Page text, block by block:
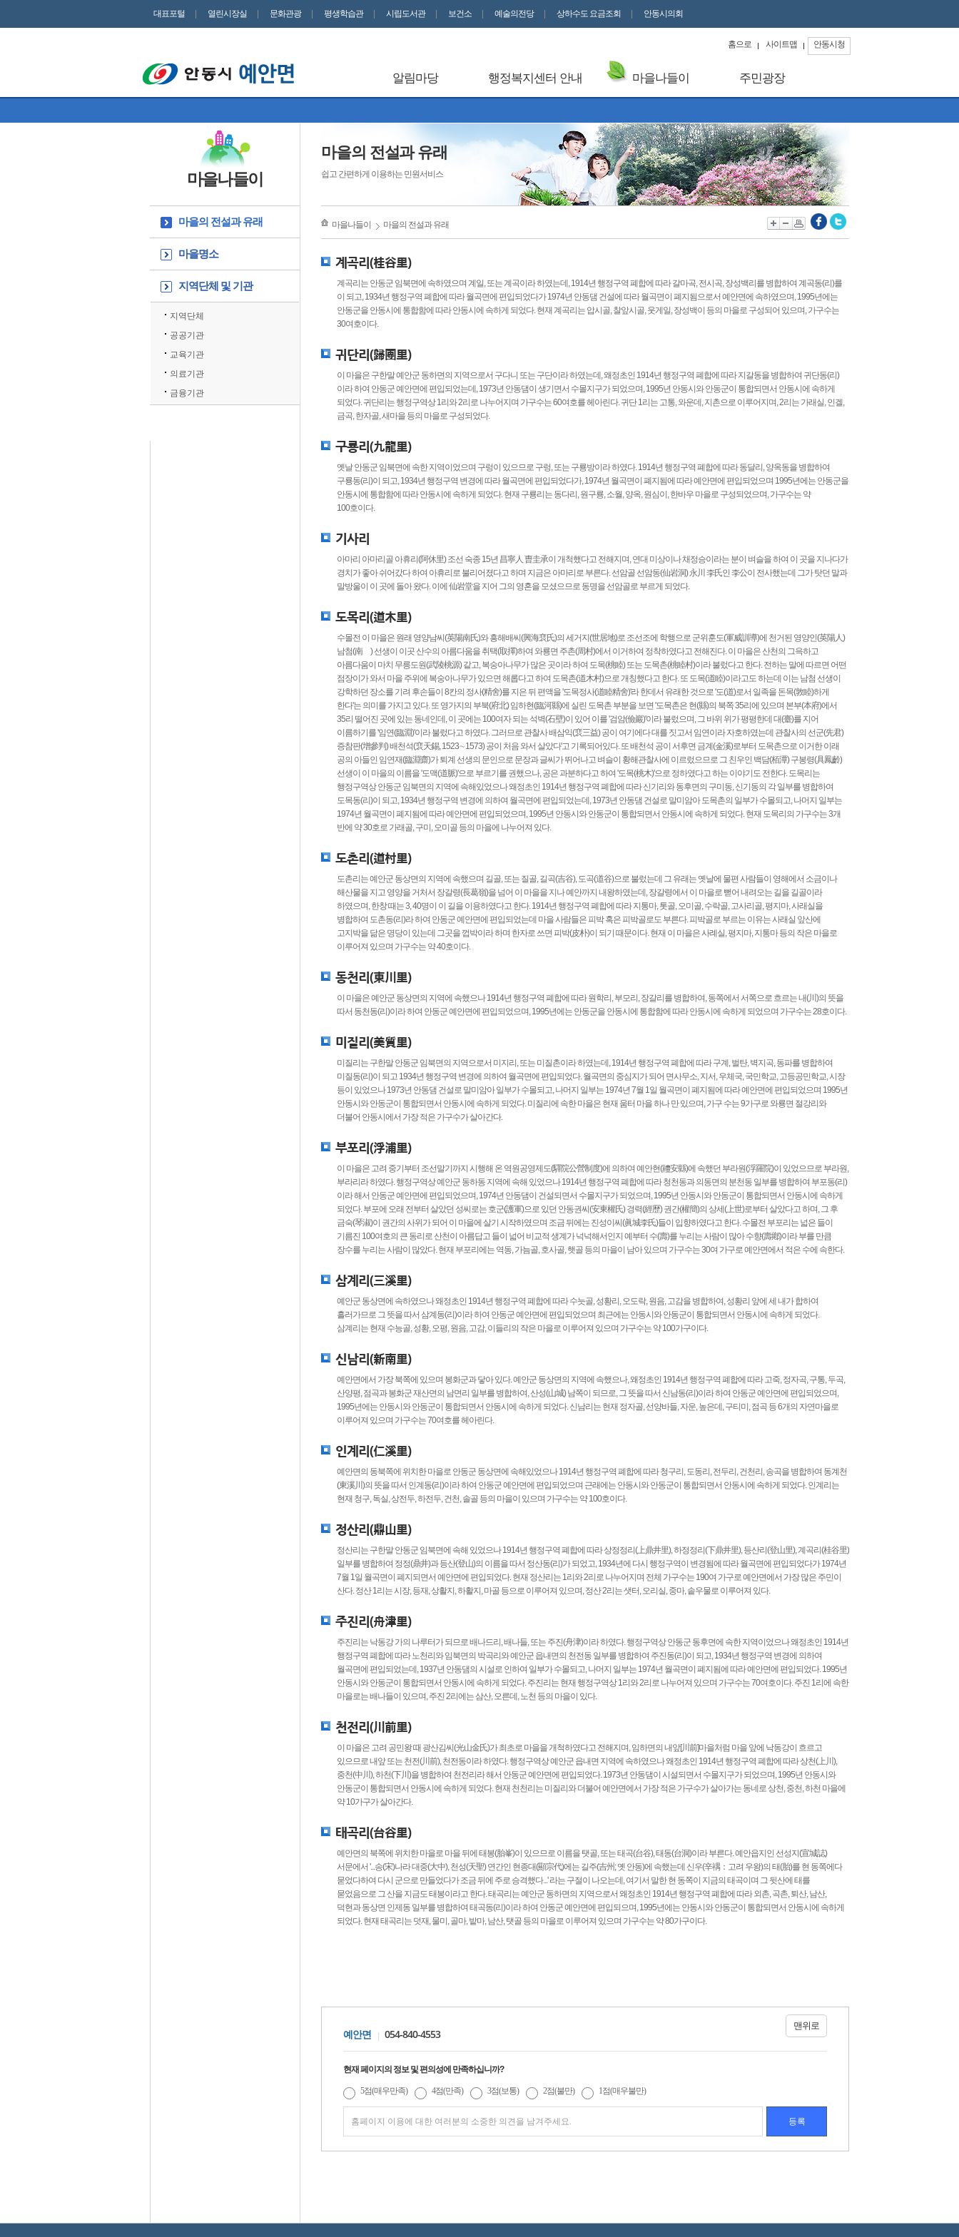
대표포털 열린시장실 문화관광 평생학습관 시립도서관 보건소 예술의전당 상하수도 요금조회 안동시의회
홈으로 사이트맵 안동시청
알림마당 행정복지센터 안내 마을나들이 주민광장
마을나들이
마을의 전설과 유래
마을명소
지역단체 및 기관
지역단체
공공기관
교육기관
의료기관
금융기관
마을의 전설과 유래
쉽고 간편하게 이용하는 민원서비스
마을나들이 마을의 전설과 유래
계곡리(桂谷里)
계곡리는 안동군 임북면에 속하였으며 계일, 또는 계곡이라 하였는데, 1914년 행정구역 폐합에 따라 갈마곡, 전시곡, 장성백리를 병합하여 계곡동(리)를
이 되고, 1934년 행정구역 폐합에 따라 월곡면에 편입되었다가 1974년 안동댐 건설에 따라 월곡면이 폐지됨으로서 예안면에 속하였으며, 1995년에는
안동군을 안동시에 통합함에 따라 안동시에 속하게 되었다. 현재 계곡리는 압시골, 찰앞시골, 웃게일, 장성백이 등의 마을로 구성되어 있으며, 가구수는
30여호이다.
귀단리(歸團里)
이 마을은 구한말 예안군 동하면의 지역으로서 구다니 또는 구단이라 하였는데, 왜정초인 1914년 행정구역 폐합에 따라 지갈동을 병합하여 귀단동(리)
이라 하여 안동군 예안면에 편입되었는데, 1973년 안동댐이 생기면서 수몰지구가 되었으며, 1995년 안동시와 안동군이 통합되면서 안동시에 속하게
되었다. 귀단리는 행정구역상 1리와 2리로 나누어지며 가구수는 60여호를 헤아린다. 귀단 1리는 고통, 와운데, 지촌으로 이루어지며, 2리는 가래실, 인겔,
금곡, 한자골, 새마을 등의 마을로 구성되었다.
구룡리(九龍里)
옛날 안동군 임북면에 속한 지역이었으며 구렁이 있으므로 구렁, 또는 구룡방이라 하였다. 1914년 행정구역 폐합에 따라 동달리, 양옥동을 병합하여
구룡동(리)이 되고, 1934년 행정구역 변경에 따라 월곡면에 편입되었다가, 1974년 월곡면이 폐지됨에 따라 예안면에 편입되었으며 1995년에는 안동군을
안동시에 통합함에 따라 안동시에 속하게 되었다. 현재 구룡리는 동다리, 원구룡, 소월, 양옥, 원심이, 한바우 마을로 구성되었으며, 가구수는 약
100호이다.
기사리
아마리 아마리골 아휴리(阿休里) 조선 숙종 15년 昌寧人 曺圭承이 개척했다고 전해지며, 연대 미상이나 채정승이라는 분이 벼슬을 하여 이 곳을 지나다가
경치가 좋아 쉬어갔다 하여 아휴리로 불리어졌다고 하며 지금은 아마리로 부른다. 선암골 선암동(仙岩洞) 永川 李氏인 李公이 전사했는데 그가 탓던 말과
말방울이 이 곳에 돌아 왔다. 이에 仙岩堂을 지어 그의 영혼을 모셨으므로 동명을 선암골로 부르게 되었다.
도목리(道木里)
수몰전 이 마을은 원래 영양남씨(英陽南氏)와 흥해배씨(興海裵氏)의 세거지(世居地)로 조선조에 학행으로 군위훈도(軍威訓導)에 천거된 영양인(英陽人)
남첨(南 ) 선생이 이곳 산수의 아름다움을 취택(取擇)하여 와룡면 주촌(周村)에서 이거하여 정착하였다고 전해진다. 이 마을은 산천의 그윽하고
아름다움이 마치 무릉도원(武陵桃源) 같고, 복숭아나무가 많은 곳이라 하여 도목(桃睦) 또는 도목촌(桃睦村)이라 불렀다고 한다. 전하는 말에 따르면 어떤
점장이가 와서 마을 주위에 복숭아나무가 있으면 해롭다고 하여 도목촌(道木村)으로 개칭했다고 한다. 또 도목(道睦)이라고도 하는데 이는 남첨 선생이
강학하던 장소를 기려 후손들이 8칸의 정사(精舍)를 지은 뒤 편액을 '도목정사(道睦精舍)'라 한데서 유래한 것으로 '도(道)로서 일족을 돈목(敦睦)하게
한다'는 의미를 가지고 있다. 또 영가지의 부북(府北) 임하현(臨河縣)에 실린 도목촌 부분을 보면 '도목촌은 현(縣)의 북쪽 35리에 있으며 본부(本府)에서
35리 떨어진 곳에 있는 동네인데, 이 곳에는 100여자 되는 석벽(石壁)이 있어 이를 '검암(儉巖)'이라 불렀으며, 그 바위 위가 평평한데 대(臺)를 지어
이름하기를 '임연(臨淵)'이라 불렀다고 하였다. 그러므로 관찰사 배삼익(裵三益) 공이 여기에다 대를 짓고서 임연이라 자호하였는데 관찰사의 선군(先君)
증참판(增參判) 배천석(裵天錫, 1523∼1573) 공이 처음 와서 살았다'고 기록되어있다. 또 배천석 공이 서후면 금계(金溪)로부터 도목촌으로 이거한 이래
공의 아들인 임연재(臨淵齋)가 퇴계 선생의 문인으로 문장과 글씨가 뛰어나고 벼슬이 황해관찰사에 이르렀으므로 그 친우인 백담(栢潭) 구봉령(具鳳齡)
선생이 이 마을의 이름을 '도맥(道脈)'으로 부르기를 권했으나, 공은 과분하다고 하여 '도목(桃木)'으로 정하였다고 하는 이야기도 전한다. 도목리는
행정구역상 안동군 임북면의 지역에 속해있었으나 왜정초인 1914년 행정구역 폐합에 따라 신기리와 동후면의 구미동, 신기동의 각 일부를 병합하여
도목동(리)이 되고, 1934년 행정구역 변경에 의하여 월곡면에 편입되었는데, 1973년 안동댐 건설로 말미암아 도목촌의 일부가 수몰되고, 나머지 일부는
1974년 월곡면이 폐지됨에 따라 예안면에 편입되었으며, 1995년 안동시와 안동군이 통합되면서 안동시에 속하게 되었다. 현재 도목리의 가구수는 3개
반에 약 30호로 가래골, 구미, 오미골 등의 마을에 나누어져 있다.
도촌리(道村里)
도촌리는 예안군 동상면의 지역에 속했으며 길골, 또는 질골, 길곡(吉谷), 도곡(道谷)으로 불렀는데 그 유래는 옛날에 물편 사람들이 영해에서 소금이나
해산물을 지고 영양을 거처서 장갈령(長葛嶺)을 넘어 이 마을을 지나 예안까지 내왕하였는데, 장갈령에서 이 마을로 뻗어 내려오는 길을 길골이라
하였으며, 한창 때는 3, 40명이 이 길을 이용하였다고 한다. 1914년 행정구역 폐합에 따라 지통마, 톳골, 오미골, 수락골, 고사리골, 평지마, 사래실을
병합하여 도촌동(리)라 하여 안동군 예안면에 편입되었는데 마을 사람들은 피박 혹은 피박골로도 부른다. 피박골로 부르는 이유는 사래실 앞산에
고지박을 닮은 명당이 있는데 그곳을 껍박이라 하며 한자로 쓰면 피박(皮朴)이 되기 때문이다. 현재 이 마을은 사례실, 평지마, 지통마 등의 작은 마을로
이루어져 있으며 가구수는 약 40호이다.
동천리(東川里)
이 마을은 예안군 동상면의 지역에 속했으나 1914년 행정구역 폐합에 따라 원학리, 부모리, 장갈리를 병합하여, 동쪽에서 서쪽으로 흐르는 내(川)의 뜻을
따서 동천동(리)이라 하여 안동군 예안면에 편입되었으며, 1995년에는 안동군을 안동시에 통합함에 따라 안동시에 속하게 되었으며 가구수는 28호이다.
미질리(美質里)
미질리는 구한말 안동군 임북면의 지역으로서 미지리, 또는 미질촌이라 하였는데, 1914년 행정구역 폐합에 따라 구계, 벌탄, 벽지곡, 동파를 병합하여
미질동(리)이 되고 1934년 행정구역 변경에 의하여 월곡면에 편입되었다. 월곡면의 중심지가 되어 면사무소, 지서, 우체국, 국민학교, 고등공민학교, 시장
등이 있었으나 1973년 안동댐 건설로 말미암아 일부가 수몰되고, 나머지 일부는 1974년 7월 1일 월곡면이 폐지됨에 따라 예안면에 편입되었으며 1995년
안동시와 안동군이 통합되면서 안동시에 속하게 되었다. 미질리에 속한 마을은 현재 움터 마을 하나 만 있으며, 가구 수는 9가구로 와룡면 절강리와
더불어 안동시에서 가장 적은 가구수가 살아간다.
부포리(浮浦里)
이 마을은 고려 중기부터 조선말기까지 시행해 온 역원공영제도(驛院公營制度)에 의하여 예안현(禮安縣)에 속했던 부라원(浮羅院)이 있었으므로 부라원,
부라리라 하였다. 행정구역상 예안군 동하동 지역에 속해 있었으나 1914년 행정구역 폐합에 따라 청천동과 의동면의 분천동 일부를 병합하여 부포동(리)
이라 해서 안동군 예안면에 편입되었으며, 1974년 안동댐이 건설되면서 수몰지구가 되었으며, 1995년 안동시와 안동군이 통합되면서 안동시에 속하게
되었다. 부포에 오래 전부터 살았던 성씨로는 호군(護軍)으로 있던 안동권씨(安東權氏) 경력(經歷) 권간(權簡)의 상세(上世)로부터 살았다고 하며, 그 후
금숙(琴淑)이 권간의 사위가 되어 이 마을에 살기 시작하였으며 조금 뒤에는 진성이씨(眞城李氏)들이 입향하였다고 한다. 수몰전 부포리는 넓은 들이
기름진 100여호의 큰 동리로 산천이 아름답고 들이 넓어 비교적 생계가 넉넉해서인지 예부터 수(壽)를 누리는 사람이 많아 수향(壽鄕)이라 부를 만큼
장수를 누리는 사람이 많았다. 현재 부포리에는 역동, 가늠골, 호사골, 햇골 등의 마을이 남아 있으며 가구수는 30여 가구로 예안면에서 적은 수에 속한다.
삼계리(三溪里)
예안군 동상면에 속하였으나 왜정초인 1914년 행정구역 폐합에 따라 수늣골, 성황리, 오도락, 원음, 고감을 병합하여, 성황리 앞에 세 내가 합하여
흘러가므로 그 뜻을 따서 삼계동(리)이라 하여 안동군 예안면에 편입되었으며 최근에는 안동시와 안동군이 통합되면서 안동시에 속하게 되었다.
삼계리는 현재 수능골, 성황, 오평, 원음, 고감, 이들리의 작은 마을로 이루어져 있으며 가구수는 약 100가구이다.
신남리(新南里)
예안면에서 가장 북쪽에 있으며 봉화군과 닿아 있다. 예안군 동상면의 지역에 속했으나, 왜정초인 1914년 행정구역 폐합에 따라 고죽, 정자곡, 구통, 두곡,
산양평, 점곡과 봉화군 재산면의 남면리 일부를 병합하여, 산성(山城) 남쪽이 되므로, 그 뜻을 따서 신남동(리)이라 하여 안동군 예안면에 편입되었으며,
1995년에는 안동시와 안동군이 통합되면서 안동시에 속하게 되었다. 신남리는 현재 정자골, 선양바들, 자운, 높은데, 구티미, 점곡 등 6개의 자연마을로
이루어져 있으며 가구수는 70여호를 헤아린다.
인계리(仁溪里)
예안면의 동북쪽에 위치한 마을로 안동군 동상면에 속해있었으나 1914년 행정구역 폐합에 따라 청구리, 도동리, 전두리, 건천리, 송곡을 병합하여 동계천
(東溪川)의 뜻을 따서 인계동(리)이라 하여 안동군 예안면에 편입되었으며 근래에는 안동시와 안동군이 통합되면서 안동시에 속하게 되었다. 인계리는
현재 청구, 독실, 상전두, 하전두, 건천, 솔골 등의 마을이 있으며 가구수는 약 100호이다.
정산리(鼎山里)
정산리는 구한말 안동군 임북면에 속해 있었으나 1914년 행정구역 폐합에 따라 상정정리(上鼎井里), 하정정리(下鼎井里), 등산리(登山里), 계곡리(桂谷里)
일부를 병합하여 정정(鼎井)과 등산(登山)의 이름을 따서 정산동(리)가 되었고, 1934년에 다시 행정구역이 변경됨에 따라 월곡면에 편입되었다가 1974년
7월 1일 월곡면이 폐지되면서 예안면에 편입되었다. 현재 정산리는 1리와 2리로 나누어지며 전체 가구수는 190여 가구로 예안면에서 가장 많은 주민이
산다. 정산 1리는 시장, 등재, 상활지, 하활지, 마골 등으로 이루어져 있으며, 정산 2리는 샛터, 오리실, 중마, 솥우물로 이루어져 있다.
주진리(舟津里)
주진리는 낙동강 가의 나루터가 되므로 배나드리, 배나들, 또는 주진(舟津)이라 하였다. 행정구역상 안동군 동후면에 속한 지역이었으나 왜정초인 1914년
행정구역 폐합에 따라 노천리와 임북면의 박곡리와 예안군 읍내면의 천전동 일부를 병합하여 주진동(리)이 되고, 1934년 행정구역 변경에 의하여
월곡면에 편입되었는데, 1937년 안동댐의 시설로 인하여 일부가 수몰되고, 나머지 일부는 1974년 월곡면이 폐지됨에 따라 예안면에 편입되었다. 1995년
안동시와 안동군이 통합되면서 안동시에 속하게 되었다. 주진리는 현재 행정구역상 1리와 2리로 나누어져 있으며 가구수는 70여호이다. 주진 1리에 속한
마을로는 배나들이 있으며, 주진 2리에는 삼산, 오른데, 노천 등의 마을이 있다.
천전리(川前里)
이 마을은 고려 공민왕 때 광산김씨(光山金氏)가 최초로 마을을 개척하였다고 전해지며, 임하면의 내앞[川前]마을처럼 마을 앞에 낙동강이 흐르고
있으므로 내앞 또는 천전(川前), 천전동이라 하였다. 행정구역상 예안군 읍내면 지역에 속하였으나 왜정초인 1914년 행정구역 폐합에 따라 상천(上川),
중천(中川), 하천(下川)을 병합하여 천전리라 해서 안동군 예안면에 편입되었다. 1973년 안동댐이 시설되면서 수몰지구가 되었으며, 1995년 안동시와
안동군이 통합되면서 안동시에 속하게 되었다. 현재 천천리는 미질리와 더불어 예안면에서 가장 적은 가구수가 살아가는 동네로 상천, 중천, 하천 마을에
약 10가구가 살아간다.
태곡리(台谷里)
예안면의 북쪽에 위치한 마을로 마을 뒤에 태봉(胎峯)이 있으므로 이름을 탯골, 또는 태곡(台谷), 태동(台洞)이라 부른다. 예안읍지인 선성지(宣城誌)
서문에서 '...송(宋)나라 대중(大中), 천성(天聖) 연간인 현종대(顯宗代)에는 길주(吉州; 옛 안동)에 속했는데 신우(辛禑：고려 우왕)의 태(胎)를 현 동쪽에다
묻었다하여 다시 군으로 만들었다가 조금 뒤에 주로 승격했다...' 라는 구절이 나오는데, 여기서 말한 현 동쪽이 지금의 태곡이며 그 뒷산에 태를
묻었음으로 그 산을 지금도 태봉이라고 한다. 태곡리는 예안군 동하면의 지역으로서 왜정초인 1914년 행정구역 폐합에 따라 외촌, 곡촌, 퇴산, 남산,
덕현과 동상면 인제동 일부를 병합하여 태곡동(리)이라 하여 안동군 예안면에 편입되으며, 1995년에는 안동시와 안동군이 통합되면서 안동시에 속하게
되었다. 현재 태곡리는 덧재, 물미, 골마, 밭마, 남산, 탯골 등의 마을로 이루어져 있으며 가구수는 약 80가구이다.
예안면 054-840-4553
맨위로
현재 페이지의 정보 및 편의성에 만족하십니까?
5점(매우만족) 4점(만족) 3점(보통) 2점(불만) 1점(매우불만)